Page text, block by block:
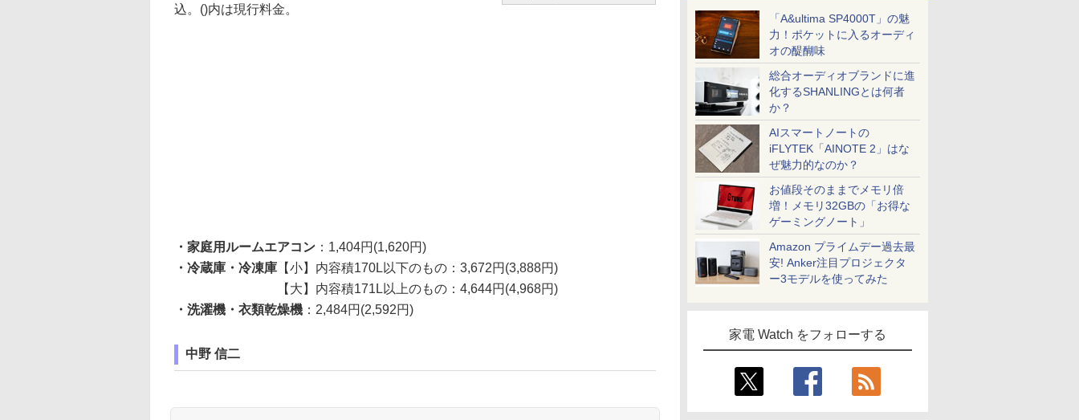
「A&ultima SP4000T」の魅
力！ポケットに入るオーディ
オの醍醐味
総合オーディオブランドに進
化するSHANLINGとは何者
か？
AIスマートノートの
iFLYTEK「AINOTE 2」はな
ぜ魅力的なのか？
お値段そのままでメモリ倍
増！メモリ32GBの「お得な
ゲーミングノート」
Amazon プライムデー過去最
安! Anker注目プロジェクタ
ー3モデルを使ってみた
家電 Watch をフォローする
込。()内は現行料金。
・家庭用ルームエアコン ：1,404円(1,620円)
・冷蔵庫・冷凍庫 【小】内容積170L以下のもの：3,672円(3,888円)
【大】内容積171L以上のもの：4,644円(4,968円)
・洗濯機・衣類乾燥機 ：2,484円(2,592円)
中野 信二